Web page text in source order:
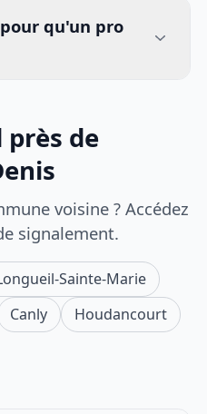
qu'un pro
de
voisine ? Accédez
signalement.
Sainte-Marie
Canly
Houdancourt